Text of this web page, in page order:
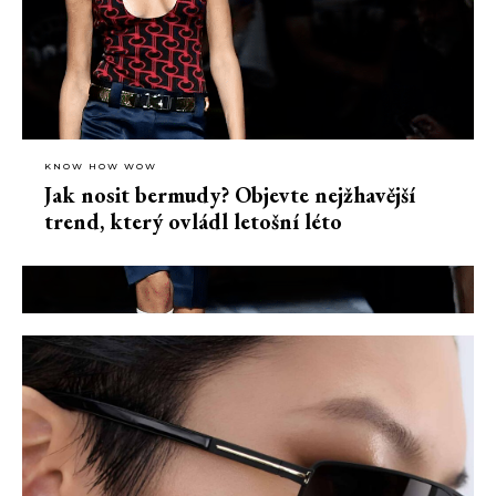
KNOW HOW WOW
Jak nosit bermudy? Objevte nejžhavější
trend, který ovládl letošní léto